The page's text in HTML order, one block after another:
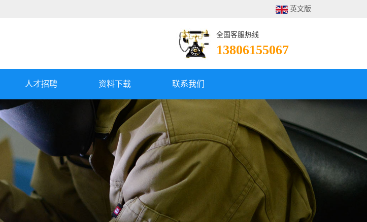
英文版
全国客服热线
13806155067
人才招聘 资料下载 联系我们